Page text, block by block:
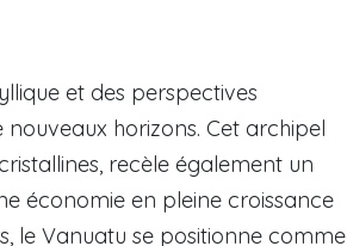
et des perspectives
horizons. Cet archipel
recèle également un
économie en pleine croissance
le Vanuatu se positionne comme